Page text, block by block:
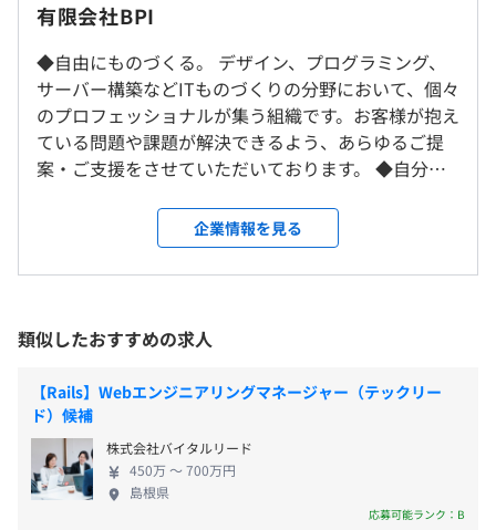
Chef、Puppet、Docker
Hadoop、Apache Spark、Apache HBase
原則お客様先もしくはリモート（自宅）での勤務となりま
就業場所の変更範囲
＜雇入時＞
本社、クライアント指定の場所、自宅のいずれか
＜変更範囲＞
会社の定める場所（テレワークを行う場所を含む）
受動喫煙防止措置に関する事項
対策内容：敷地内禁煙
京浜急行線「生麦駅」徒歩1分
内訳
----
時間単価 / 1,102.5 円 （178,600 / 162 = 1,102.47）
※小数点第二以下は四捨五入
1,102.5 x 30 x 1.25 = 41,343.75円
（※ 想定年収 は年収提示額を保証するものではありません）
9：00〜18：00
※常駐先に合わせる場合があります
休憩時間：休憩60分 ※昼食時間は業務の都合により各々
有限会社BPI
◆自由にものづくる。 デザイン、プログラミング、
サーバー構築などITものづくりの分野において、個々
のプロフェッショナルが集う組織です。お客様が抱え
ている問題や課題が解決できるよう、あらゆるご提
案・ご支援をさせていただいております。 ◆自分の
ーク中のため、通勤の負担がありません。社内調整
なしで有給を100％消化できたり、客先と調整できれ
ば自由にお休みを取れるなど、自分の時間を有意義
するため、自分に合った現場で得意分野を生かして
活躍できます！個々の売上をベースに年収を算出し
ており、社長より稼いでいる社員もいます。
企業情報を見る
類似したおすすめの求人
【Rails】Webエンジニアリングマネージャー（テックリー
ド）候補
株式会社バイタルリード
450万 〜 700万円
島根県
応募可能ランク：B